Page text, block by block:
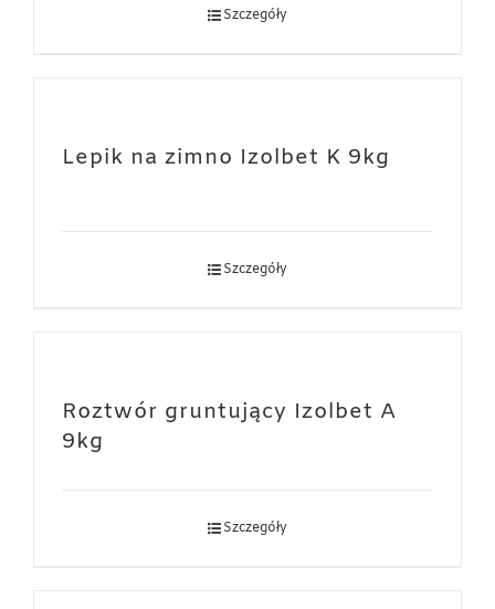
Szczegóły
Lepik na zimno Izolbet K 9kg
Szczegóły
Roztwór gruntujący Izolbet A
9kg
Szczegóły